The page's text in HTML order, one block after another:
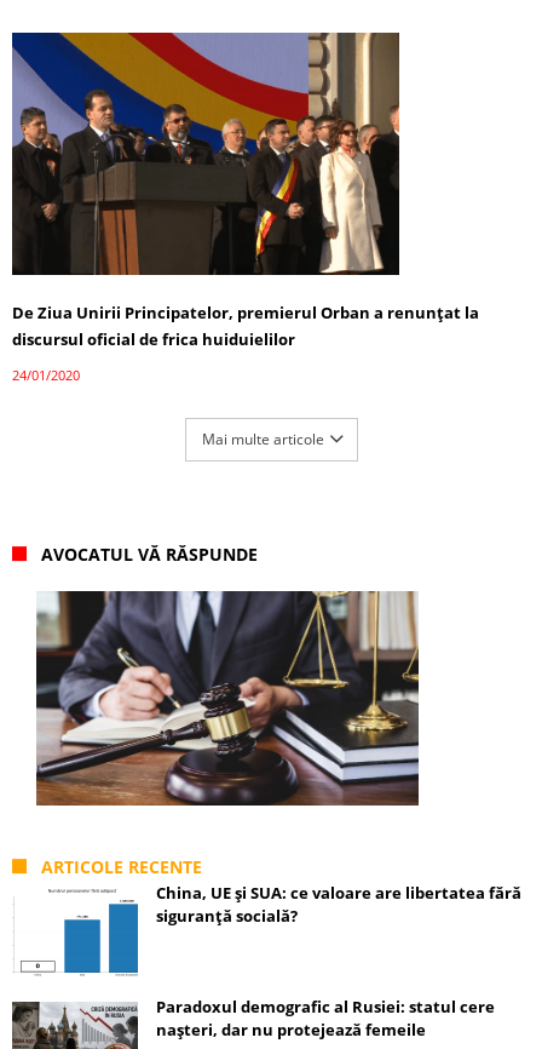
De Ziua Unirii Principatelor, premierul Orban a renunțat la
discursul oficial de frica huiduielilor
24/01/2020
Mai multe articole
AVOCATUL VĂ RĂSPUNDE
ARTICOLE RECENTE
China, UE și SUA: ce valoare are libertatea fără
siguranță socială?
Paradoxul demografic al Rusiei: statul cere
nașteri, dar nu protejează femeile